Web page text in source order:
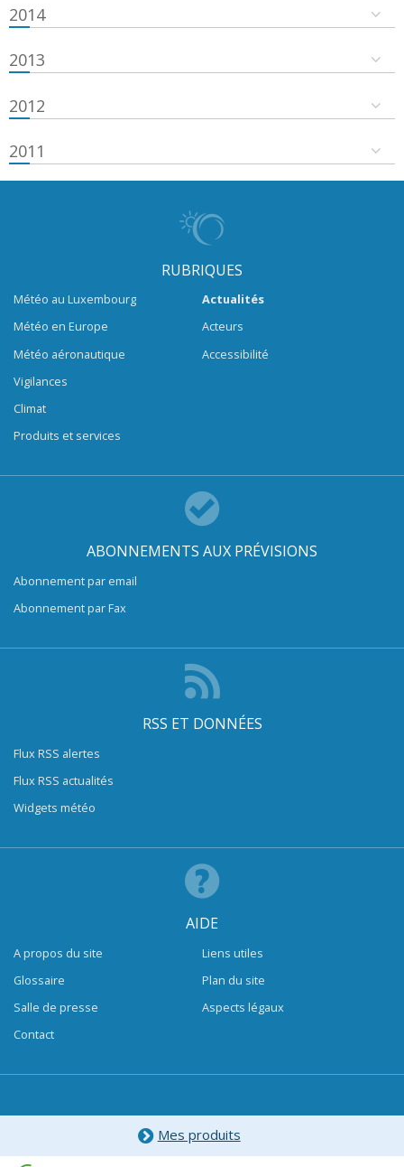
2014
2013
2012
2011
RUBRIQUES
Météo au Luxembourg
Météo en Europe
Météo aéronautique
Vigilances
Climat
Produits et services
Actualités
Acteurs
Accessibilité
ABONNEMENTS AUX PRÉVISIONS
Abonnement par email
Abonnement par Fax
RSS ET DONNÉES
Flux RSS alertes
Flux RSS actualités
Widgets météo
AIDE
A propos du site
Glossaire
Salle de presse
Contact
Liens utiles
Plan du site
Aspects légaux
Mes produits